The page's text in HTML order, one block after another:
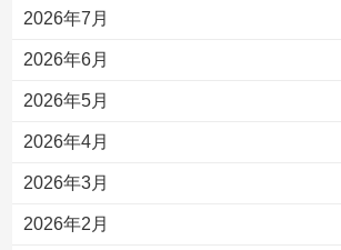
2026年7月
2026年6月
2026年5月
2026年4月
2026年3月
2026年2月